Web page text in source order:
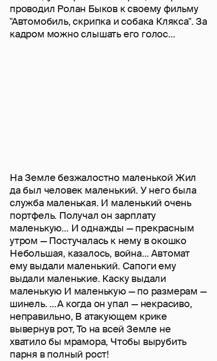
проводил Ролан Быков к своему фильму
"Автомобиль, скрипка и собака Клякса". За
кадром можно слышать его голос...
На Земле безжалостно маленькой Жил
да был человек маленький. У него была
служба маленькая. И маленький очень
портфель. Получал он зарплату
маленькую… И однажды — прекрасным
утром — Постучалась к нему в окошко
Небольшая, казалось, война… Автомат
ему выдали маленький. Сапоги ему
выдали маленькие. Каску выдали
маленькую И маленькую — по размерам —
шинель. …А когда он упал — некрасиво,
неправильно, В атакующем крике
вывернув рот, То на всей Земле не
хватило бы мрамора, Чтобы вырубить
парня в полный рост!